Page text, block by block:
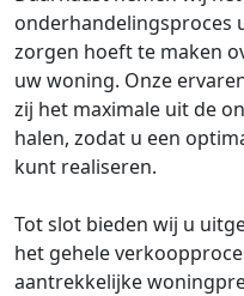
onderhandelingsproces
zorgen hoeft te maken
uw woning. Onze
zij het maximale uit de
halen, zodat u een
kunt realiseren.
Tot slot bieden wij u
het gehele
aantrekkelijke